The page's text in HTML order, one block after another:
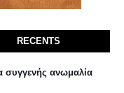
RECENTS
συγγενής ανωμαλία